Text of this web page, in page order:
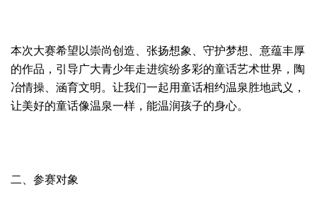
本次大赛希望以崇尚创造、张扬想象、守护梦想、意蕴丰厚
的作品，引导广大青少年走进缤纷多彩的童话艺术世界，陶
冶情操、涵育文明。让我们一起用童话相约温泉胜地武义，
让美好的童话像温泉一样，能温润孩子的身心。
二、参赛对象